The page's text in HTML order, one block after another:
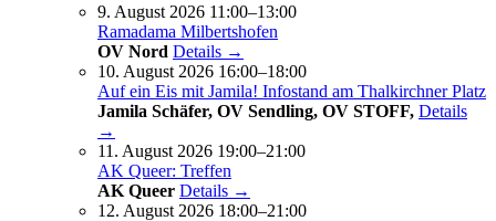
9. August 2026 11:00–13:00
Ramadama Milbertshofen
OV Nord Details →
10. August 2026 16:00–18:00
Auf ein Eis mit Jamila! Infostand am Thalkirchner Platz
Jamila Schäfer, OV Sendling, OV STOFF, Details
→
11. August 2026 19:00–21:00
AK Queer: Treffen
AK Queer Details →
12. August 2026 18:00–21:00